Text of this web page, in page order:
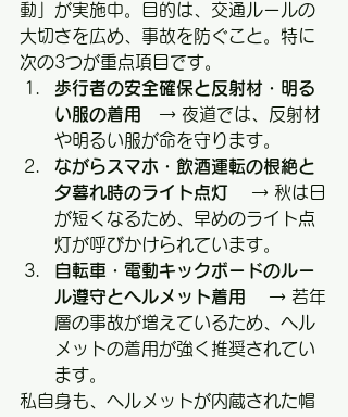
動」が実施中。目的は、交通ルールの
大切さを広め、事故を防ぐこと。特に
次の3つが重点項目です。
歩行者の安全確保と反射材・明る
い服の着用 → 夜道では、反射材
や明るい服が命を守ります。
ながらスマホ・飲酒運転の根絶と
夕暮れ時のライト点灯
→ 秋は日
が短くなるため、早めのライト点
灯が呼びかけられています。
自転車・電動キックボードのルー
ル遵守とヘルメット着用
→ 若年
層の事故が増えているため、ヘル
メットの着用が強く推奨されてい
ます。
私自身も、ヘルメットが内蔵された帽